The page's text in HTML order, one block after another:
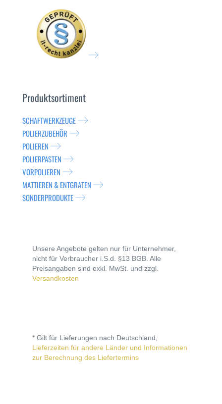
Produktsortiment
SCHAFTWERKZEUGE
POLIERZUBEHÖR
POLIEREN
POLIERPASTEN
VORPOLIEREN
MATTIEREN & ENTGRATEN
SONDERPRODUKTE
Unsere Angebote gelten nur für Unternehmer,
nicht für Verbraucher i.S.d. §13 BGB. Alle
Preisangaben sind exkl. MwSt. und zzgl.
Versandkosten
* Gilt für Lieferungen nach Deutschland,
Lieferzeiten für andere Länder und Informationen
zur Berechnung des Liefertermins